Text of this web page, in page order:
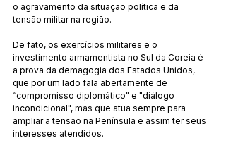
o agravamento da situação política e da
tensão militar na região.
De fato, os exercícios militares e o
investimento armamentista no Sul da Coreia é
a prova da demagogia dos Estados Unidos,
que por um lado fala abertamente de
“compromisso diplomático" e "diálogo
incondicional", mas que atua sempre para
ampliar a tensão na Península e assim ter seus
interesses atendidos.